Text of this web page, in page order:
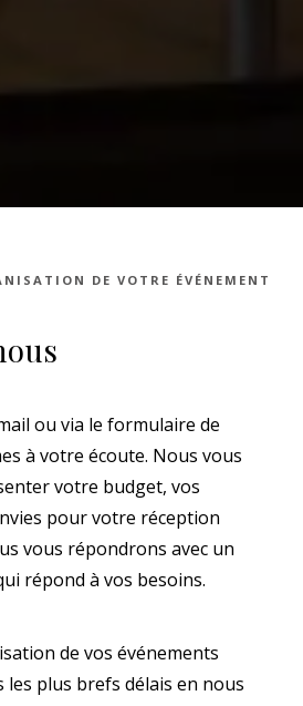
DE VOTRE ÉVÉNEMENT
ou via le formulaire de
à votre écoute. Nous vous
votre budget, vos
pour votre réception
vous répondrons avec un
répond à vos besoins.
de vos événements
plus brefs délais en nous